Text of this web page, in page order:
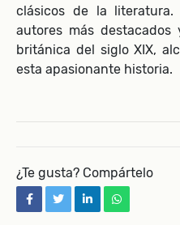
clásicos de la
autores más
británica del siglo XIX,
esta apasionante historia.
¿Te gusta? Compártelo
facebooktwitterlinkedinwhatsapp